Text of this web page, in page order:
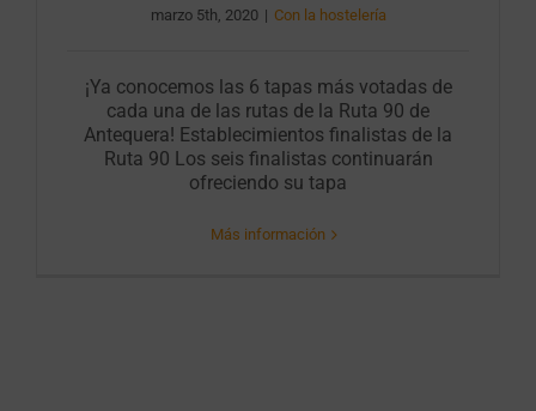
marzo 5th, 2020 | Con la hostelería
¡Ya conocemos las 6 tapas más votadas de
cada una de las rutas de la Ruta 90 de
Antequera! Establecimientos finalistas de la
Ruta 90 Los seis finalistas continuarán
ofreciendo su tapa
Más información